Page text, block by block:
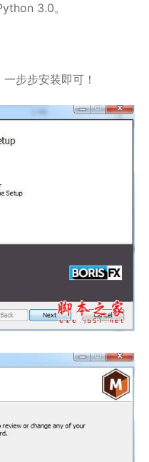
3.0。
步步安装即可！